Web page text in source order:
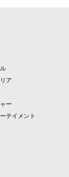
ア
ー
テイメント